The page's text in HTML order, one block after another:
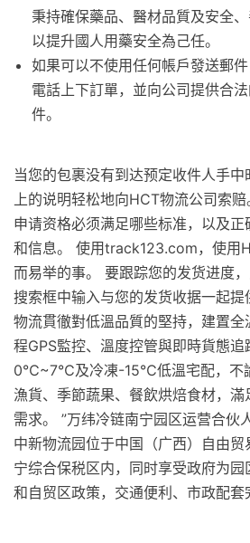
秉持確保藥品、醫材品質及安全、
以提升國人用藥安全為己任。
如果可以不使用任何帳戶發送郵
電話上下訂單，並向公司提供合
件。
当您的包裹没有到达预定收件人手
上的说明轻松地向HCT物流公司索
申请资格必须满足哪些标准，以及
和信息。 使用track123.com，使用
而易举的事。 要跟踪您的发货进度
搜索框中输入与您的发货收据一起
物流貫徹對低溫品質的堅持，建置
程GPS監控、溫度控管與即時貨態追
0℃~7℃及冷凍-15℃低溫宅配，不
漁貨、季節蔬果、餐飲烘焙食材，
需求。 ”万纬冷链南宁园区运营合伙
中新物流园位于中国（广西）自由
宁综合保税区内，同时享受政府为
和自贸区政策，交通便利、市政配套